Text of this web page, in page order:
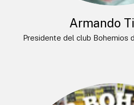
Armando
Presidente del club Bohemios